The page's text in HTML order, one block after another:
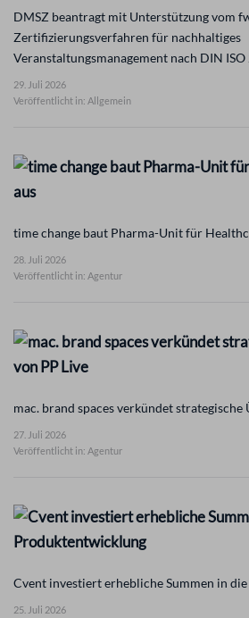
DMSZ beantragt mit Unterstützung vom
Zertifizierungsverfahren für nachhaltiges
Veranstaltungsmanagement nach DIN ISO
29. Juli 2026
Veröffentlicht in: Allgemein
time change baut Pharma-Unit für
28. Juli 2026
Veröffentlicht in: Agentur
mac. brand spaces verkündet strategische
27. Juli 2026
Veröffentlicht in: Agentur
Cvent investiert erhebliche Summen in
25. Juli 2026